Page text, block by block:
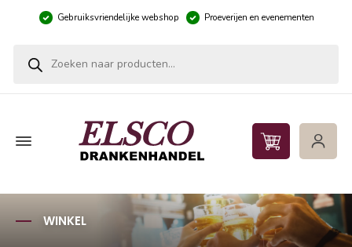
Gebruiksvriendelijke webshop Proeverijen en evenementen
WINKEL